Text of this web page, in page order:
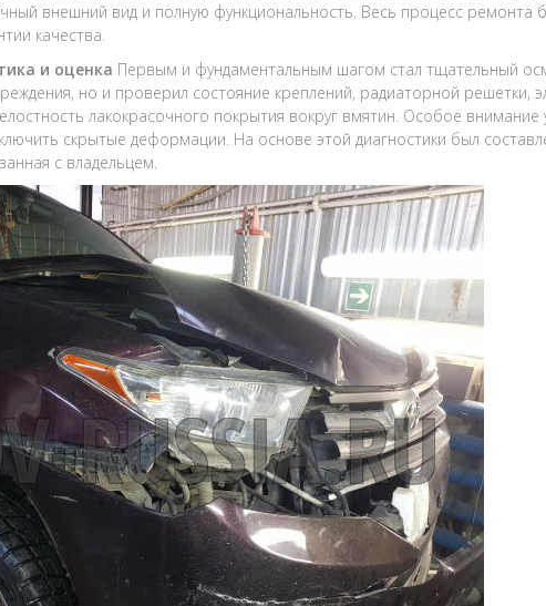
внешний вид и полную функциональность. Весь процесс ремонта
качества.
и оценка Первым и фундаментальным шагом стал тщательный
но и проверил состояние креплений, радиаторной решетки,
лакокрасочного покрытия вокруг вмятин. Особое внимание
скрытые деформации. На основе этой диагностики был
с владельцем.